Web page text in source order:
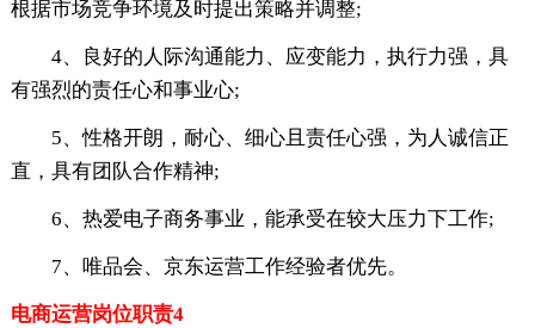
根据市场竞争环境及时提出策略并调整;
4、良好的人际沟通能力、应变能力，执行力强，具
有强烈的责任心和事业心;
5、性格开朗，耐心、细心且责任心强，为人诚信正
直，具有团队合作精神;
6、热爱电子商务事业，能承受在较大压力下工作;
7、唯品会、京东运营工作经验者优先。
电商运营岗位职责4